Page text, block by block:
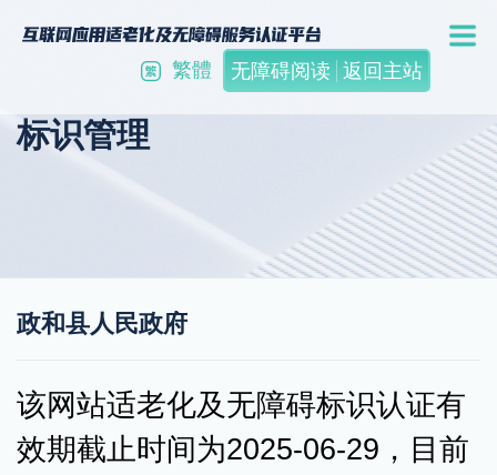
繁體 无障碍阅读 返回主站
标识管理
政和县人民政府
该网站适老化及无障碍标识认证有
效期截止时间为2025-06-29，目前